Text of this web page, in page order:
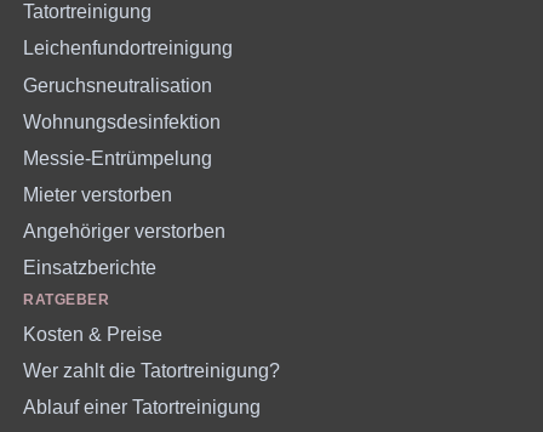
Tatortreinigung
Leichenfundortreinigung
Geruchsneutralisation
Wohnungsdesinfektion
Messie-Entrümpelung
Mieter verstorben
Angehöriger verstorben
Einsatzberichte
RATGEBER
Kosten & Preise
Wer zahlt die Tatortreinigung?
Ablauf einer Tatortreinigung